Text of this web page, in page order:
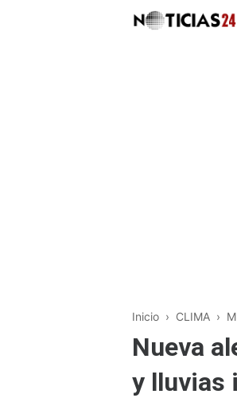
Inicio › CLIMA ›
Nueva
y lluvias